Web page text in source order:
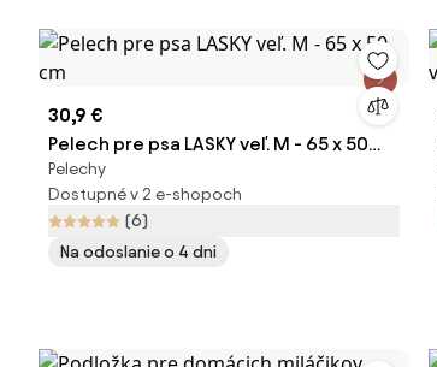
30,9 €
Pelech pre psa LASKY veľ. M - 65 x 50
cm
Pelechy
Dostupné v 2 e-shopoch
(6)
Na odoslanie o 4 dni